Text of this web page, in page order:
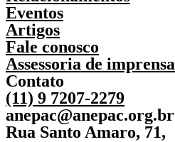
Eventos
Artigos
Fale conosco
Assessoria de imprensa
Contato
(11) 9 7207-2279
anepac@anepac.org.br
Rua Santo Amaro, 71,